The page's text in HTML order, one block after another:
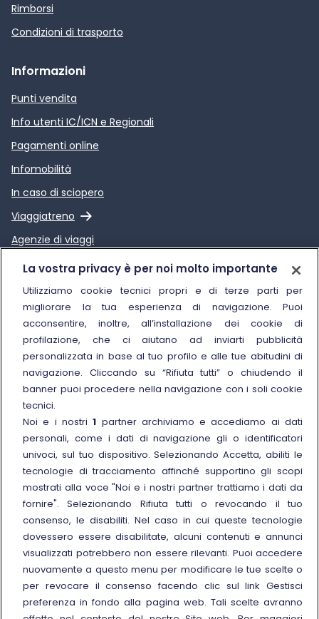
Rimborsi
Condizioni di trasporto
Informazioni
Punti vendita
Info utenti IC/ICN e Regionali
Pagamenti online
Infomobilità
In caso di sciopero
Viaggiatreno
Link esterno
Agenzie di viaggi
Relazione sulla Qualità dei
servizi di Trenitalia
Link esterno
Trenitalia
Chi siamo
Sostenibilità
Trenitalia for Business
Carriere
Link esterno
La Freccia Mag
Link esterno
Noleggia un treno charter
Viaggi di gruppo
Seguici sui social
La vostra privacy è per noi molto importante
Utilizziamo cookie tecnici propri e di terze parti per
migliorare la tua esperienza di navigazione. Puoi
acconsentire, inoltre, all’installazione dei cookie di
profilazione, che ci aiutano ad inviarti pubblicità
personalizzata in base al tuo profilo e alle tue abitudini di
navigazione. Cliccando su “Rifiuta tutti” o chiudendo il
banner puoi procedere nella navigazione con i soli cookie
tecnici.
Noi e i nostri1 partner archiviamo e accediamo ai dati
personali, come i dati di navigazione gli o identificatori
univoci, sul tuo dispositivo. Selezionando Accetta, abiliti le
tecnologie di tracciamento affinché supportino gli scopi
mostrati alla voce "Noi e i nostri partner trattiamo i dati da
fornire". Selezionando Rifiuta tutti o revocando il tuo
consenso, le disabiliti. Nel caso in cui queste tecnologie
dovessero essere disabilitate, alcuni contenuti e annunci
visualizzati potrebbero non essere rilevanti. Puoi accedere
nuovamente a questo menu per modificare le tue scelte o
per revocare il consenso facendo clic sul link Gestisci
preferenza in fondo alla pagina web. Tali scelte avranno